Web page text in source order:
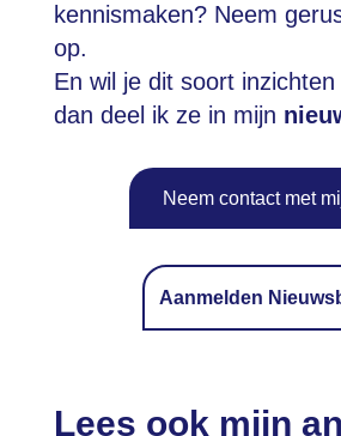
kennismaken? Neem
op.
En wil je dit soort
dan deel ik ze in mijn
Neem contact met
Aanmelden
Lees ook mijn